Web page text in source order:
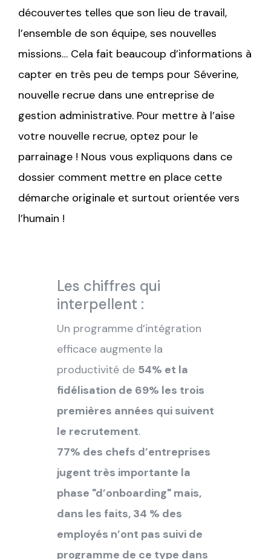
découvertes telles que son lieu de travail,
l’ensemble de son équipe, ses nouvelles
missions… Cela fait beaucoup d’informations à
capter en très peu de temps pour Séverine,
nouvelle recrue dans une entreprise de
gestion administrative. Pour mettre à l’aise
votre nouvelle recrue, optez pour le
parrainage ! Nous vous expliquons dans ce
dossier comment mettre en place cette
démarche originale et surtout orientée vers
l’humain !
Les chiffres qui
interpellent :
Un programme d’intégration
efficace augmente la
productivité de 54% et la
fidélisation de 69% les trois
premières années qui suivent
le recrutement.
77% des chefs d’entreprises
jugent très importante la
phase "d’onboarding" mais,
dans les faits, 34 % des
employés n’ont pas suivi de
programme de ce type dans